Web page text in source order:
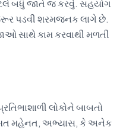
બધું જાતે જ કરવું. સહયોગ
પડવી શરમજનક લાગે છે.
કામ કરવાથી મળતી
લોકોને બાબતો
મહેનત, અભ્યાસ, કે અનેક